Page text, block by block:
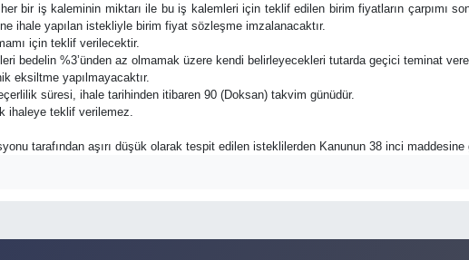
bir iş kaleminin miktarı ile bu iş kalemleri için teklif edilen birim fiyatların çarpımı
ihale yapılan istekliyle birim fiyat sözleşme imzalanacaktır.
için teklif verilecektir.
bedelin %3’ünden az olmamak üzere kendi belirleyecekleri tutarda geçici teminat
eksiltme yapılmayacaktır.
süresi, ihale tarihinden itibaren 90 (Doksan) takvim günüdür.
ihaleye teklif verilemez.
tarafından aşırı düşük olarak tespit edilen isteklilerden Kanunun 38 inci